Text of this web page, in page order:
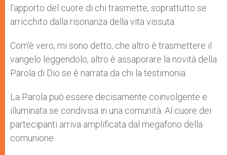
l’apporto del cuore di chi trasmette, soprattutto se
arricchito dalla risonanza della vita vissuta.
Com’è vero, mi sono detto, che altro è trasmettere il
vangelo leggendolo, altro è assaporare la novità della
Parola di Dio se è narrata da chi la testimonia.
La Parola può essere decisamente coinvolgente e
illuminata se condivisa in una comunità. Al cuore dei
partecipanti arriva amplificata dal megafono della
comunione.